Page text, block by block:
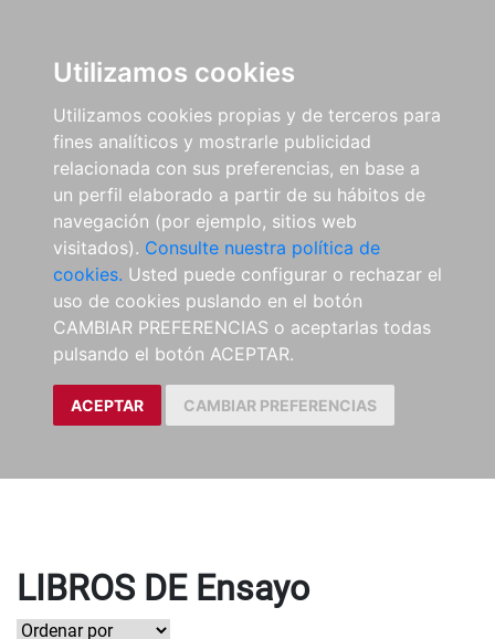
Utilizamos cookies
Utilizamos cookies propias y de terceros para
fines analíticos y mostrarle publicidad
relacionada con sus preferencias, en base a
un perfil elaborado a partir de su hábitos de
navegación (por ejemplo, sitios web
visitados). Consulte nuestra política de
cookies. Usted puede configurar o rechazar el
uso de cookies puslando en el botón
CAMBIAR PREFERENCIAS o aceptarlas todas
pulsando el botón ACEPTAR.
ACEPTAR CAMBIAR PREFERENCIAS
LIBROS DE Ensayo